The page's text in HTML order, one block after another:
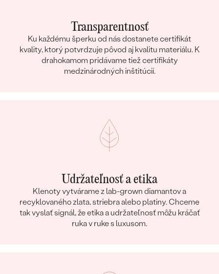
Transparentnosť
Ku každému šperku od nás dostanete certifikát
kvality, ktorý potvrdzuje pôvod aj kvalitu materiálu. K
drahokamom pridávame tiež certifikáty
medzinárodných inštitúcií.
Udržateľnosť a etika
Klenoty vytvárame z lab-grown diamantov a
recyklovaného zlata, striebra alebo platiny. Chceme
tak vyslať signál, že etika a udržateľnosť môžu kráčať
ruka v ruke s luxusom.